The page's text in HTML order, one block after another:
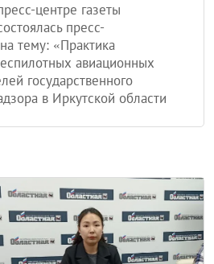
центре газеты
пресс-
тему: «Практика
авиационных
государственного
в Иркутской области